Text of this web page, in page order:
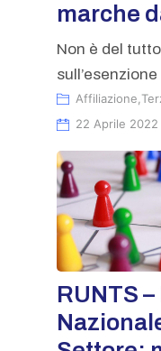
marche
Non è del
sull’esenzione
Affiliazione
22 Aprile 2022
RUNTS